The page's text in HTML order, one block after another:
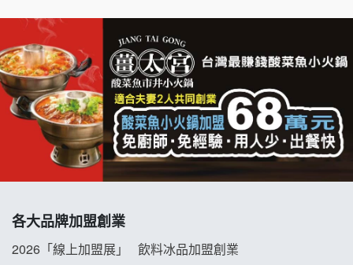
優握握×酸奶大獅加盟說明會
冬城門加盟說明會
拾鑶火鍋加盟說明會
阿性情趣無人販售所加盟明會
舒油頭加盟說明會
各大品牌加盟創業
2026「線上加盟展」
飲料冰品加盟創業